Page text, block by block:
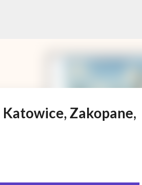
Zakopane,